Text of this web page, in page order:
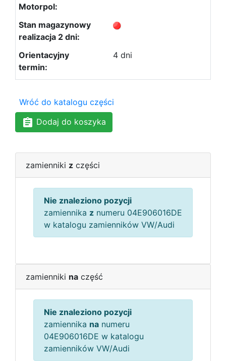
4 dni
Wróć do katalogu części
Dodaj do koszyka
zamienniki z części
Nie znaleziono pozycji
zamiennika z numeru 04E906016DE
w katalogu zamienników VW/Audi
zamienniki na część
Nie znaleziono pozycji
zamiennika na numeru
04E906016DE w katalogu
zamienników VW/Audi